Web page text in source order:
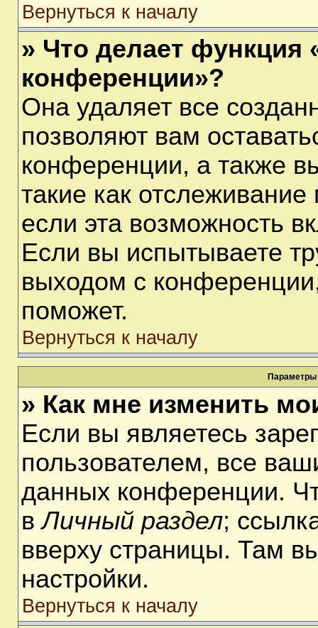
Вернуться к началу
» Что делает функция
конференции»?
Она удаляет все
позволяют вам
конференции, а также
такие как
если эта возможность
Если вы испытываете
выходом с
поможет.
Вернуться к началу
Параметры
» Как мне изменить
Если вы являетесь
пользователем, все
данных конференции.
вЛичный раздел;
вверху страницы. Там
настройки.
Вернуться к началу